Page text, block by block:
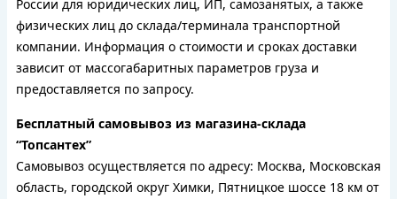
России для юридических лиц, ИП, самозанятых, а также
физических лиц до склада/терминала транспортной
компании. Информация о стоимости и сроках доставки
зависит от массогабаритных параметров груза и
предоставляется по запросу.
Бесплатный самовывоз из магазина-склада
“Топсантех”
Самовывоз осуществляется по адресу: Москва, Московская
область, городской округ Химки, Пятницкое шоссе 18 км от